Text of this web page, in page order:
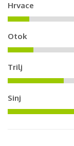
Hrvace
Otok
Trilj
Sinj